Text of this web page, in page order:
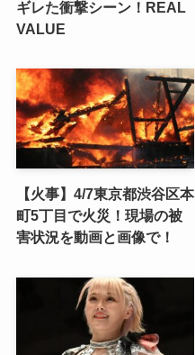
ギレた衝撃シーン！REAL
VALUE
【火事】4/7東京都渋谷区本
町5丁目で火災！現場の被
害状況を動画と画像で！